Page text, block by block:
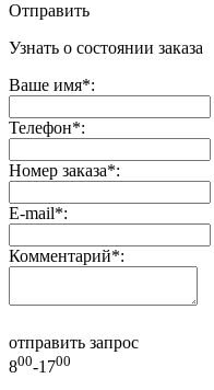
Отправить
Узнать о состоянии заказа
Ваше имя*:
Телефон*:
Номер заказа*:
E-mail*:
Комментарий*:
отправить запрос
800-1700